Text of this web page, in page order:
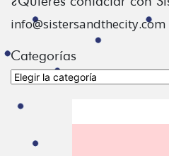
info@sistersandthecity.com
Categorías
Categorías